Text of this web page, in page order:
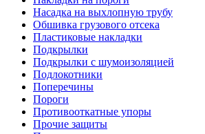
Насадка на выхлопную трубу
Обшивка грузового отсека
Пластиковые накладки
Подкрылки
Подкрылки с шумоизоляцией
Подлокотники
Поперечины
Пороги
Противооткатные упоры
Прочие защиты